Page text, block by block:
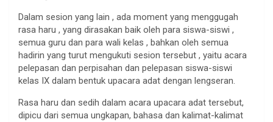
Dalam sesion yang lain , ada moment yang menggugah
rasa haru , yang dirasakan baik oleh para siswa-siswi ,
semua guru dan para wali kelas , bahkan oleh semua
hadirin yang turut mengukuti sesion tersebut , yaitu acara
pelepasan dan perpisahan dan pelepasan siswa-siswi
kelas IX dalam bentuk upacara adat dengan lengseran.
Rasa haru dan sedih dalam acara upacara adat tersebut,
dipicu dari semua ungkapan, bahasa dan kalimat-kalimat